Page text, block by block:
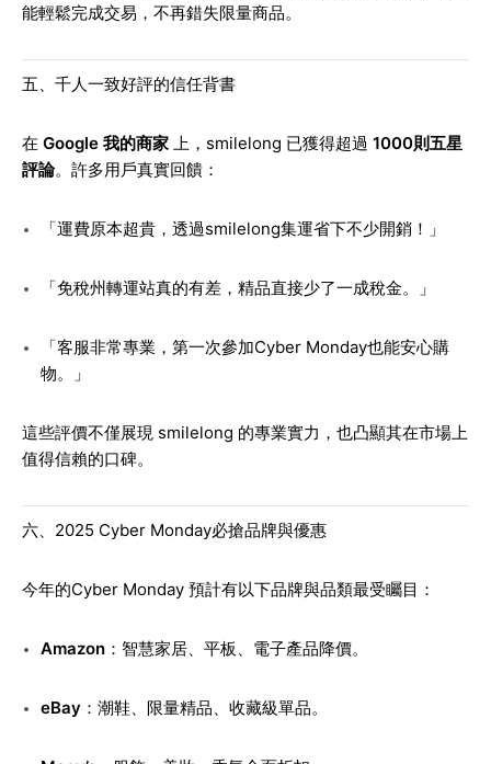
能輕鬆完成交易，不再錯失限量商品。
五、千人一致好評的信任背書
在 Google 我的商家 上，smilelong 已獲得超過 1000則五星
評論。許多用戶真實回饋：
「運費原本超貴，透過smilelong集運省下不少開銷！」
「免稅州轉運站真的有差，精品直接少了一成稅金。」
「客服非常專業，第一次參加Cyber Monday也能安心購
物。」
這些評價不僅展現 smilelong 的專業實力，也凸顯其在市場上
值得信賴的口碑。
六、2025 Cyber Monday必搶品牌與優惠
今年的Cyber Monday 預計有以下品牌與品類最受矚目：
Amazon：智慧家居、平板、電子產品降價。
eBay ：潮鞋、限量精品、收藏級單品。